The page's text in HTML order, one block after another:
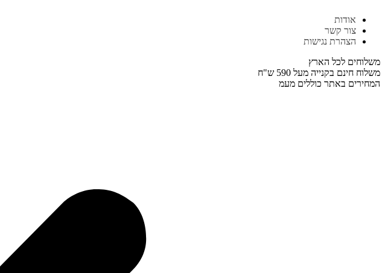
לתוכן
אודות
צור קשר
הצהרת נגישות
משלוחים לכל הארץ
משלוח חינם בקנייה מעל 590 ש"ח
המחירים באתר כוללים מעמ